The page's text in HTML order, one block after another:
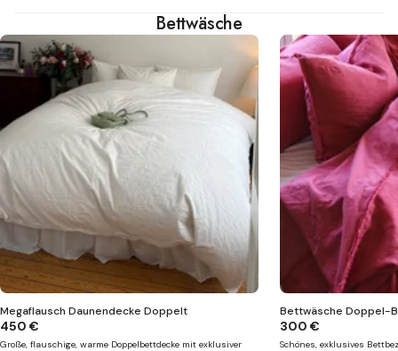
Bettwäsche
Megaflausch Daunendecke Doppelt
450 €
Große, flauschige, warme Doppelbettdecke mit exklusiver
Bettwäsche Doppel-
300 €
Schönes, exklusives